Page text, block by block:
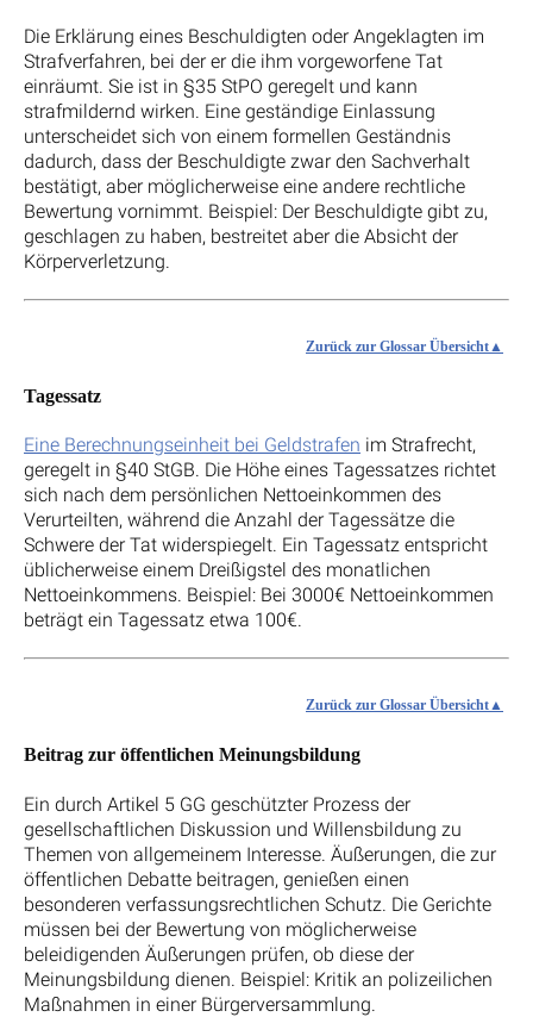
Die Erklärung eines Beschuldigten oder Angeklagten im
Strafverfahren, bei der er die ihm vorgeworfene Tat
einräumt. Sie ist in §35 StPO geregelt und kann
strafmildernd wirken. Eine geständige Einlassung
unterscheidet sich von einem formellen Geständnis
dadurch, dass der Beschuldigte zwar den Sachverhalt
bestätigt, aber möglicherweise eine andere rechtliche
Bewertung vornimmt. Beispiel: Der Beschuldigte gibt zu,
geschlagen zu haben, bestreitet aber die Absicht der
Körperverletzung.
Zurück zur Glossar Übersicht
Tagessatz
Eine Berechnungseinheit bei Geldstrafen im Strafrecht,
geregelt in §40 StGB. Die Höhe eines Tagessatzes richtet
sich nach dem persönlichen Nettoeinkommen des
Verurteilten, während die Anzahl der Tagessätze die
Schwere der Tat widerspiegelt. Ein Tagessatz entspricht
üblicherweise einem Dreißigstel des monatlichen
Nettoeinkommens. Beispiel: Bei 3000€ Nettoeinkommen
beträgt ein Tagessatz etwa 100€.
Zurück zur Glossar Übersicht
Beitrag zur öffentlichen Meinungsbildung
Ein durch Artikel 5 GG geschützter Prozess der
gesellschaftlichen Diskussion und Willensbildung zu
Themen von allgemeinem Interesse. Äußerungen, die zur
öffentlichen Debatte beitragen, genießen einen
besonderen verfassungsrechtlichen Schutz. Die Gerichte
müssen bei der Bewertung von möglicherweise
beleidigenden Äußerungen prüfen, ob diese der
Meinungsbildung dienen. Beispiel: Kritik an polizeilichen
Maßnahmen in einer Bürgerversammlung.